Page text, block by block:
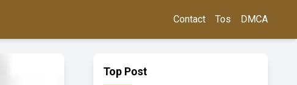
Contact Tos DMCA
Top Post